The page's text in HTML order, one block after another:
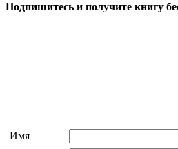
Подпишитесь и получите книгу
Имя